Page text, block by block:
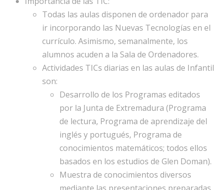
Todas las aulas disponen de ordenador para
ir incorporando las Nuevas Tecnologías en el
currículo. Asimismo, semanalmente, los
alumnos acuden a la Sala de Ordenadores.
Actividades TICs diarias en las aulas de Infantil
son:
Desarrollo de los Programas editados
por la Junta de Extremadura (Programa
de lectura, Programa de aprendizaje del
inglés y portugués, Programa de
conocimientos matemáticos; todos ellos
basados en los estudios de Glen Doman).
Muestra de conocimientos diversos